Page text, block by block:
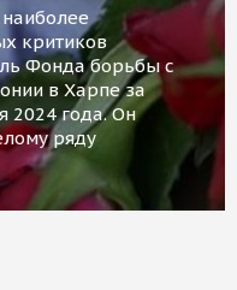
критиков
Фонда борьбы с
в Харпе за
2024 года. Он
ряду